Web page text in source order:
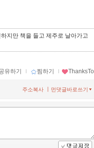
지만 책을 들고 제주로 날아가고
유하기 ｌ 찜하기 ｌ ThanksTo
먼댓글바로쓰기
주소복사